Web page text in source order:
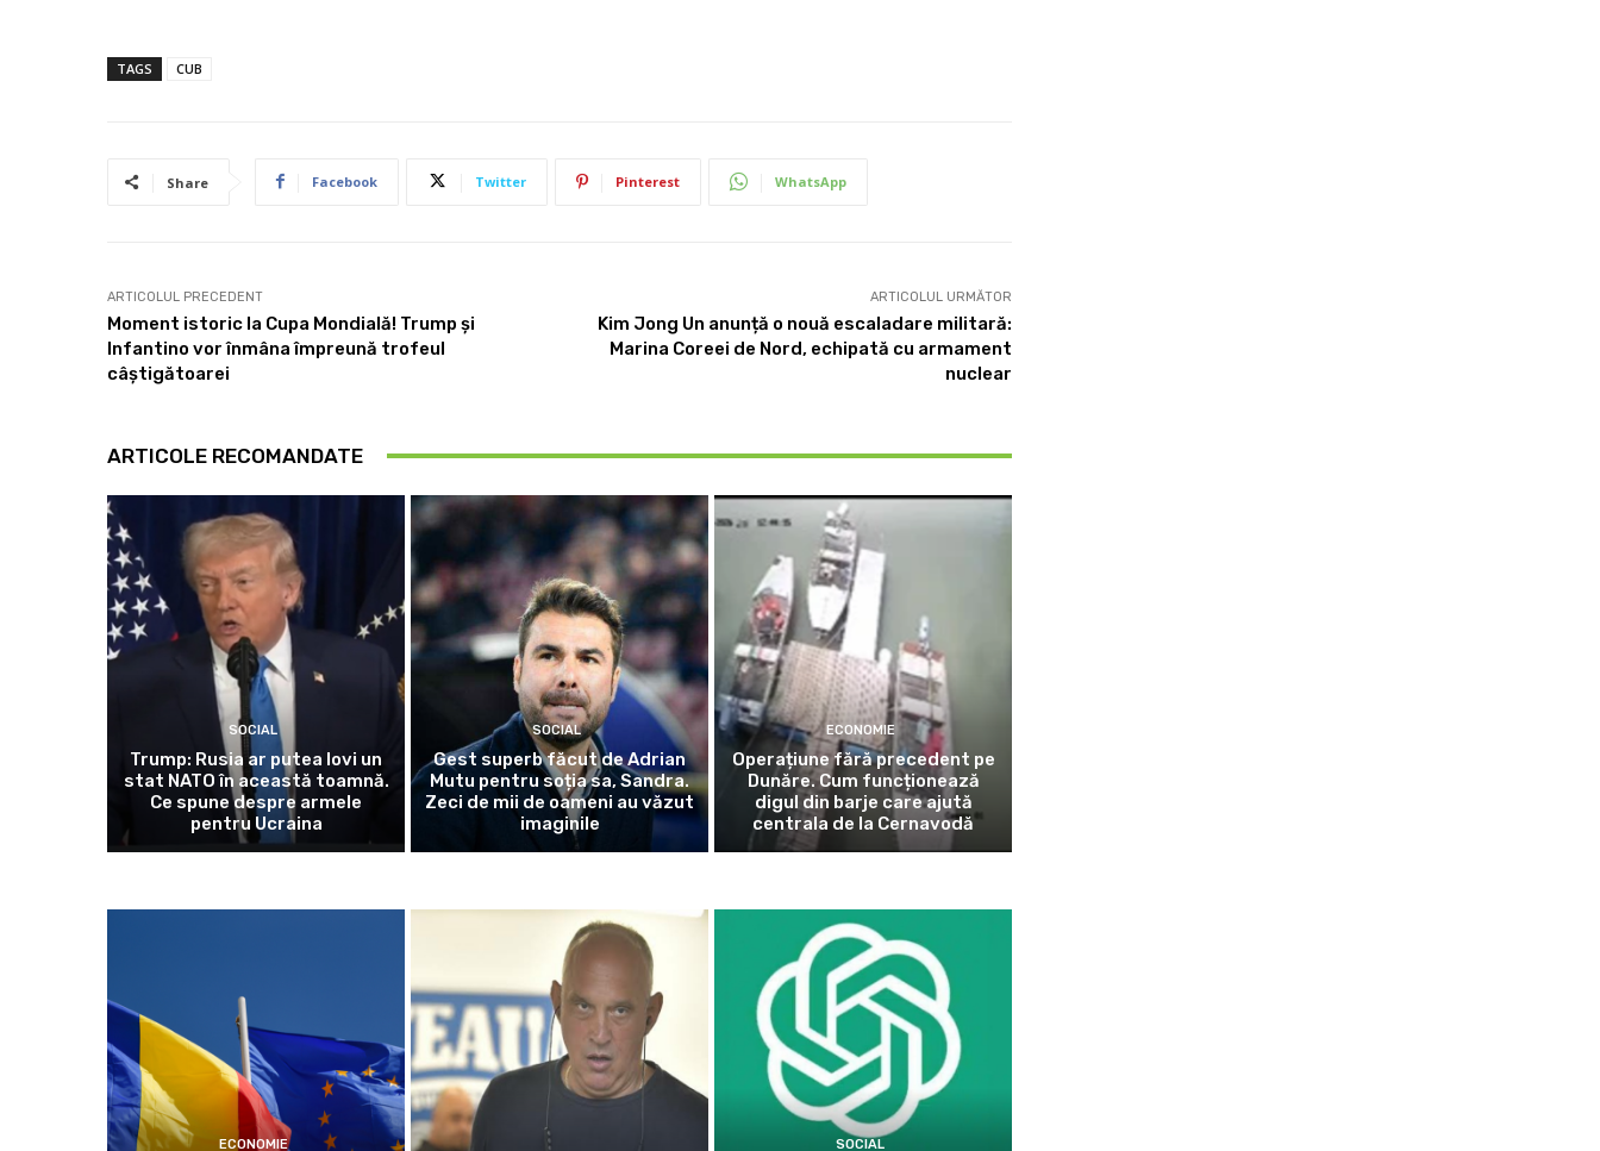
TAGS CUB
Share Facebook Twitter Pinterest WhatsApp
ARTICOLUL PRECEDENT
Moment istoric la Cupa Mondială! Trump și
Infantino vor înmâna împreună trofeul
câștigătoarei
ARTICOLUL URMĂTOR
Kim Jong Un anunță o nouă escaladare militară:
Marina Coreei de Nord, echipată cu armament
nuclear
ARTICOLE RECOMANDATE
SOCIAL
Trump: Rusia ar putea lovi un
stat NATO în această toamnă.
Ce spune despre armele
pentru Ucraina
SOCIAL
Gest superb făcut de Adrian
Mutu pentru soția sa, Sandra.
Zeci de mii de oameni au văzut
imaginile
ECONOMIE
Operațiune fără precedent pe
Dunăre. Cum funcționează
digul din barje care ajută
centrala de la Cernavodă
ECONOMIE SOCIAL